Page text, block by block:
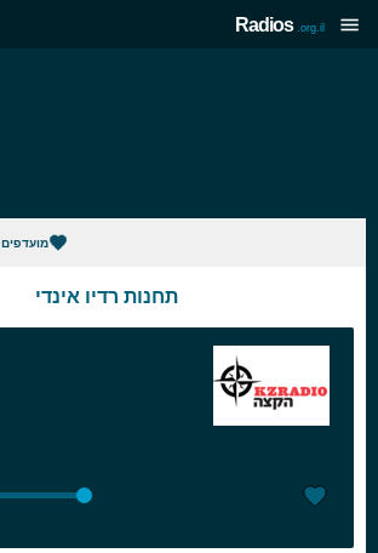
Radios .org.il
מועדפים
תחנות רדיו אינדי